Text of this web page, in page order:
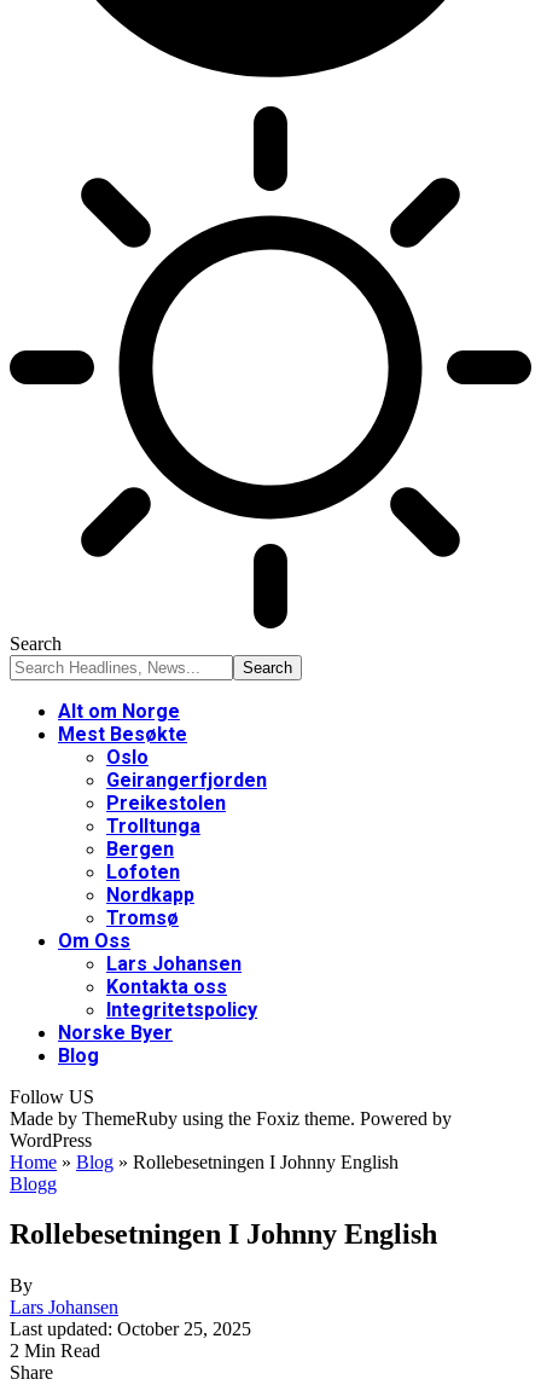
Search
Alt om Norge
Mest Besøkte
Oslo
Geirangerfjorden
Preikestolen
Trolltunga
Bergen
Lofoten
Nordkapp
Tromsø
Om Oss
Lars Johansen
Kontakta oss
Integritetspolicy
Norske Byer
Blog
Follow US
Made by ThemeRuby using the Foxiz theme. Powered by
WordPress
Home » Blog » Rollebesetningen I Johnny English
Blogg
Rollebesetningen I Johnny English
By
Lars Johansen
Last updated: October 25, 2025
2 Min Read
Share